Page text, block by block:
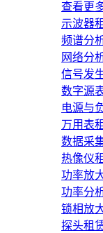
查看更
示波器
频谱分
网络分
信号发
数字源
电源与
万用表
数据采
热像仪
功率放
功率分
锁相放
探头租